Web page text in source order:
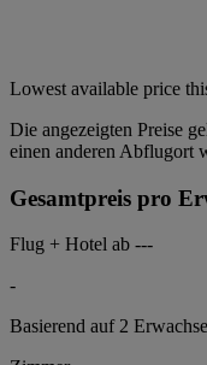
Lowest available price
Die angezeigten Preise
einen anderen Abflugort
Gesamtpreis pro
Flug + Hotel ab ---
-
Basierend auf 2